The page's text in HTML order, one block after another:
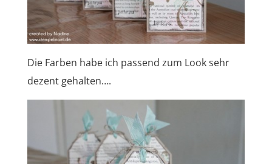
Die Farben habe ich passend zum Look sehr
dezent gehalten….